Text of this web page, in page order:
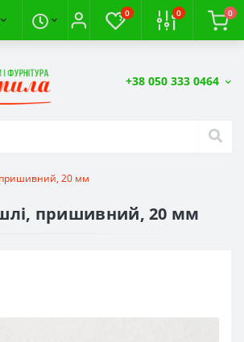
0 0 0
+38 050 333 0464
пришивний, 20 мм
пришивний, 20 мм